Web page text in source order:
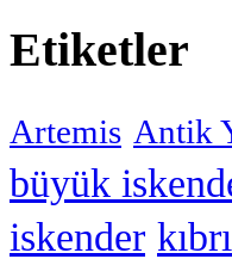
Etiketler
Artemis Antik
büyük
iskender